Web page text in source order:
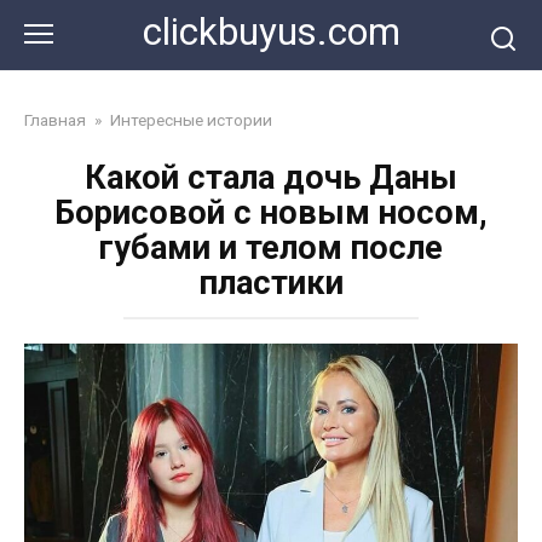
контенту
clickbuyus.com
Главная » Интересные истории
Какой стала дочь Даны
Борисовой с новым носом,
губами и телом после
пластики